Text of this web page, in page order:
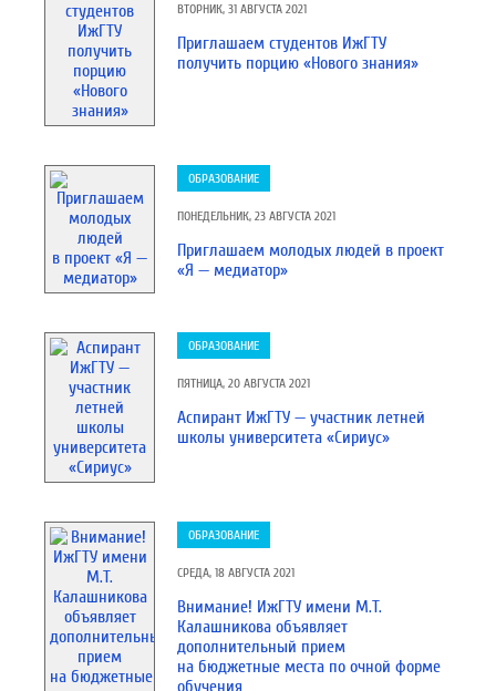
ВТОРНИК, 31 АВГУСТА 2021
Приглашаем студентов ИжГТУ
получить порцию «Нового знания»
ОБРАЗОВАНИЕ
ПОНЕДЕЛЬНИК, 23 АВГУСТА 2021
Приглашаем молодых людей в проект
«Я — медиатор»
ОБРАЗОВАНИЕ
ПЯТНИЦА, 20 АВГУСТА 2021
Аспирант ИжГТУ — участник летней
школы университета «Сириус»
ОБРАЗОВАНИЕ
СРЕДА, 18 АВГУСТА 2021
Внимание! ИжГТУ имени М.Т.
Калашникова объявляет
дополнительный прием
на бюджетные места по очной форме
обучения